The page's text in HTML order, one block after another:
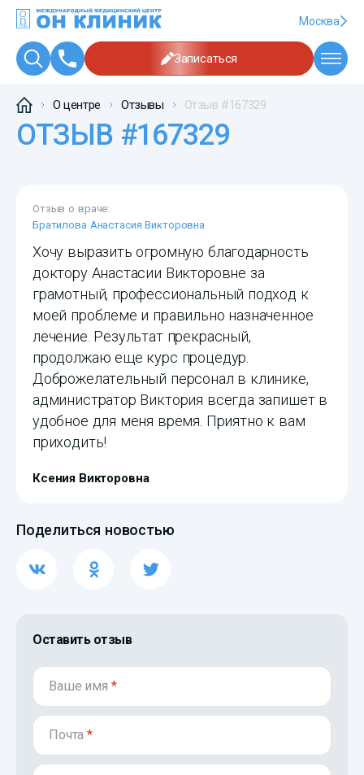
Москва
Записаться
О центре Отзывы Отзыв #167329
ОТЗЫВ #167329
Отзыв о враче:
Братилова Анастасия Викторовна
Хочу выразить огромную благодарность
доктору Анастасии Викторовне за
грамотный, профессиональный подход к
моей проблеме и правильно назначенное
лечение. Результат прекрасный,
продолжаю еще курс процедур.
Доброжелательный персонал в клинике,
администратор Виктория всегда запишет в
удобное для меня время. Приятно к вам
приходить!
Ксения Викторовна
Поделиться новостью
Оставить отзыв
Ваше имя *
Почта*